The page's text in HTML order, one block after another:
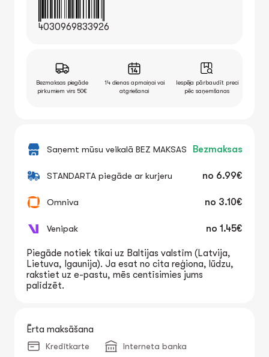
4030969833926
Bezmaksas piegāde
pirkumiem virs 50€
14 dienas apmaiņai vai
atgriešanai
Iespēja pārbaudīt preci
pēc saņemšanas
Saņemt mūsu veikalā BEZ MAKSAS Bezmaksas
STANDARTA piegāde ar kurjeru no 6.99€
Omniva no 3.10€
Venipak no 1.45€
Piegāde notiek tikai uz Baltijas valstīm (Latvija,
Lietuva, Igaunija). Ja esat no cita reģiona, lūdzu,
rakstiet uz e-pastu, mēs centīsimies jums
palīdzēt.
Ērta maksāšana
Kredītkarte Interneta banka